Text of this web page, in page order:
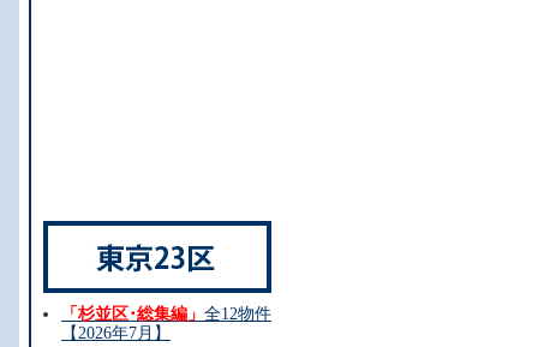
「杉並区･総集編」 全12物件
【2026年7月】